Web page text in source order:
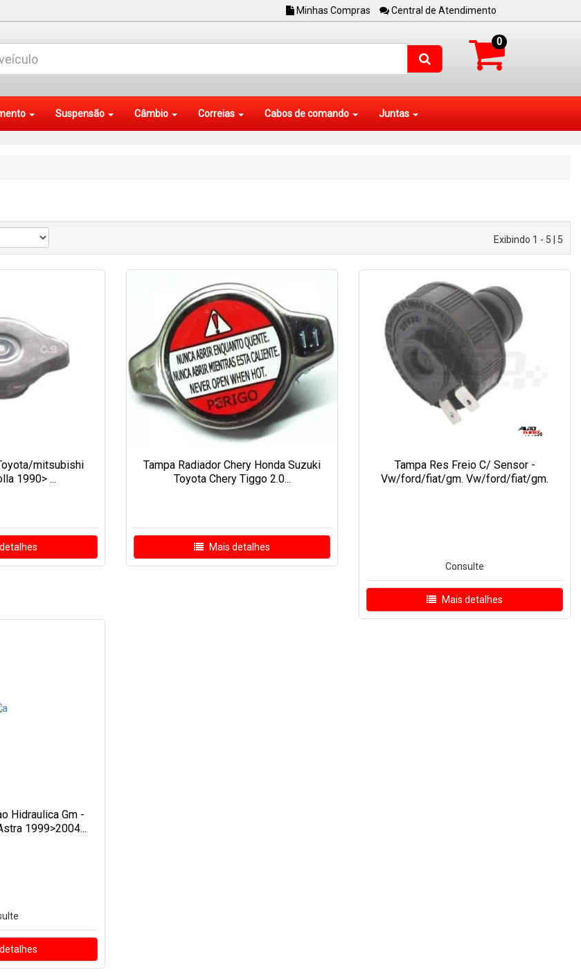
Minhas Compras Central de Atendimento
0
Suspensão Câmbio Correias Cabos de comando Juntas
Exibindo 1 - 5 | 5
mitsubishi
1990> ...
Tampa Radiador Chery Honda Suzuki
Toyota Chery Tiggo 2.0...
Mais detalhes
Tampa Res Freio C/ Sensor -
Vw/ford/fiat/gm. Vw/ford/fiat/gm.
Consulte
Mais detalhes
Hidraulica Gm -
1999>2004...